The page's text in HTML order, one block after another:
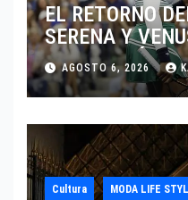
EL RETORNO
SERENA Y
DISPUTARÁN
CINCINNATI
AGOSTO 6, 2026
Cultura MODA LIFE